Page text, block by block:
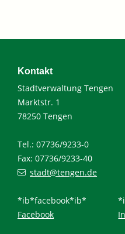
Kontakt
Stadtverwaltung Tengen
Marktstr. 1
78250 Tengen
Tel.: 07736/9233-0
Fax: 07736/9233-40
stadt@tengen.de
*ib*facebook*ib*
Facebook